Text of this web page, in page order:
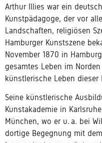
Arthur Illies war ein
Kunstpädagoge, der vor
Landschaften, religiösen
Hamburger Kunstszene
November 1870 in Hamburg
gesamtes Leben im
künstlerische Leben dieser
Seine künstlerische
Kunstakademie in Karlsruhe
München, wo er u. a. bei
dortige Begegnung mit